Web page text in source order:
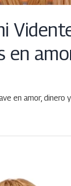
en
en amor, dinero